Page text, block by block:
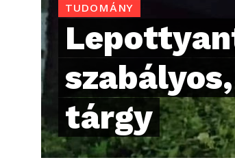
TUDOMÁNY
tárgy